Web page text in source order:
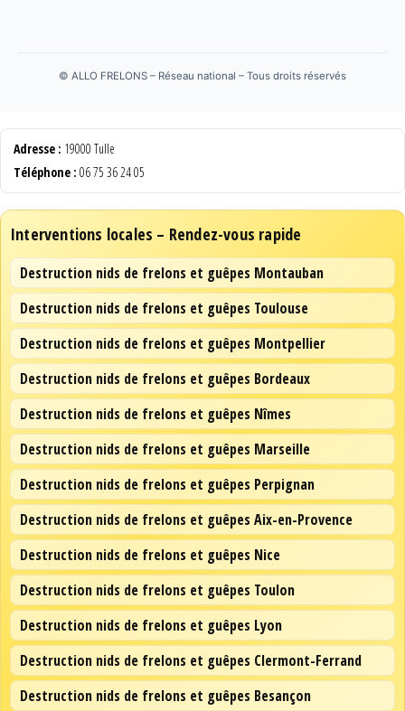
© ALLO FRELONS – Réseau national – Tous droits réservés
Adresse : 19000 Tulle
Téléphone : 06 75 36 24 05
Interventions locales – Rendez-vous rapide
Destruction nids de frelons et guêpes Montauban
Destruction nids de frelons et guêpes Toulouse
Destruction nids de frelons et guêpes Montpellier
Destruction nids de frelons et guêpes Bordeaux
Destruction nids de frelons et guêpes Nîmes
Destruction nids de frelons et guêpes Marseille
Destruction nids de frelons et guêpes Perpignan
Destruction nids de frelons et guêpes Aix-en-Provence
Destruction nids de frelons et guêpes Nice
Destruction nids de frelons et guêpes Toulon
Destruction nids de frelons et guêpes Lyon
Destruction nids de frelons et guêpes Clermont-Ferrand
Destruction nids de frelons et guêpes Besançon